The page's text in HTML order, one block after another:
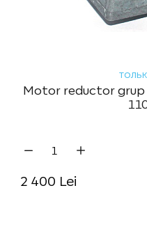
Motor reductor grup
2 400 Lei